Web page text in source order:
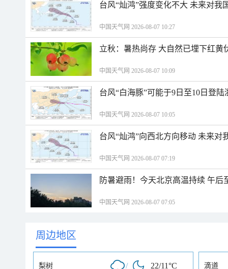
台风“灿鸿”强度变化不大 未来对我
中国天气网 2026-08-07 10:27
立秋：暑热尚存 大自然已埋下红黄
中国天气网 2026-08-07 10:09
台风“白海豚”可能于9日至10日登陆
中国天气网 2026-08-07 10:05
台风“灿鸿”向西北方向移动 未来对
中国天气网 2026-08-07 07:19
防暑避雨！今天北京高温持续 午
中国天气网 2026-08-07 07:05
周边地区
梨树 / 22/11°C 滴道